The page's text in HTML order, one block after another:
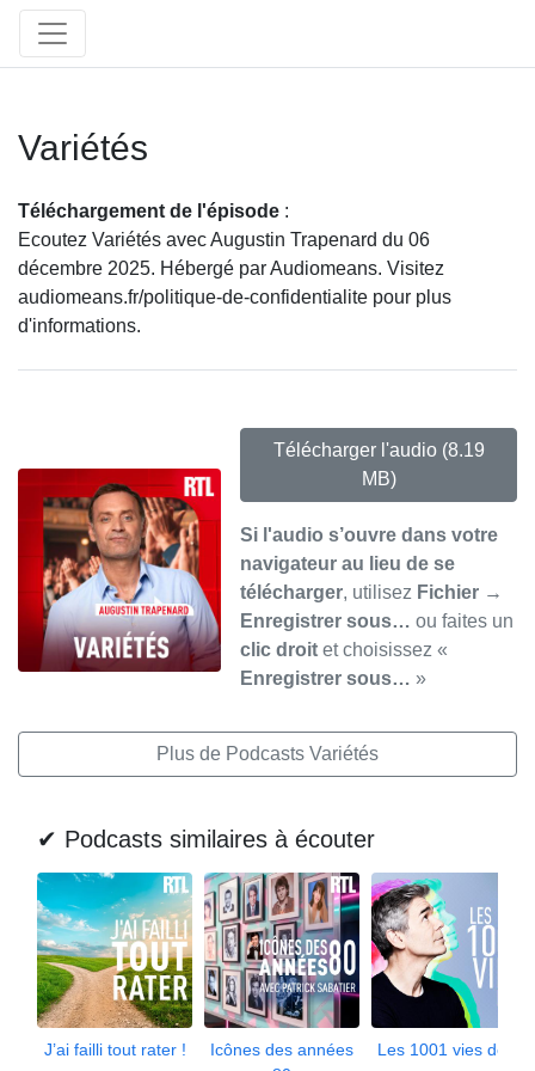
Variétés
Téléchargement de l'épisode :
Ecoutez Variétés avec Augustin Trapenard du 06
décembre 2025. Hébergé par Audiomeans. Visitez
audiomeans.fr/politique-de-confidentialite pour plus
d'informations.
Télécharger l'audio (8.19
MB)
Si l'audio s’ouvre dans votre
navigateur au lieu de se
télécharger, utilisez Fichier →
Enregistrer sous… ou faites un
clic droit et choisissez «
Enregistrer sous… »
Plus de Podcasts Variétés
✔ Podcasts similaires à écouter
J’ai failli tout rater !
Icônes des années
Les 1001 vies de...